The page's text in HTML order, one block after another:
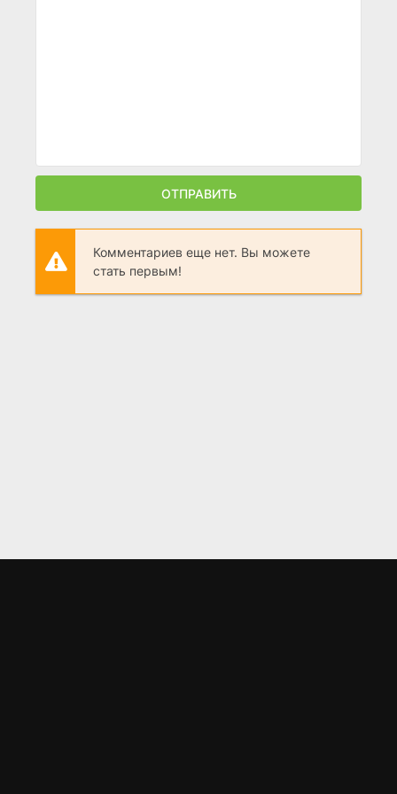
ОТПРАВИТЬ
Комментариев еще нет. Вы можете
стать первым!